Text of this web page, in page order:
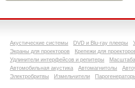
Акустические системы
DVD и Blu-ray плееры
Экраны для проекторов
Крепежи для
Удлинители интерфейсов и репитеры
Автомобильная акустика
Автомагнитолы
Электробритвы
Измельчители